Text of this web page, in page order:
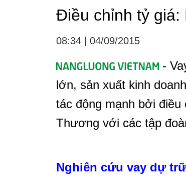
Điều chỉnh tỷ giá:
08:34 04/09/2015
-
lớn, sản xuất kinh
tác động mạnh bởi
Thương với các tập
Nghiên cứu vay dự